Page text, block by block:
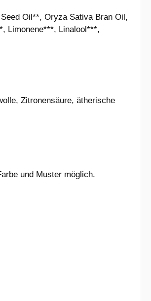
Oil**, Oryza Sativa Bran Oil,
Limonene***, Linalool***,
Zitronensäure, ätherische
und Muster möglich.